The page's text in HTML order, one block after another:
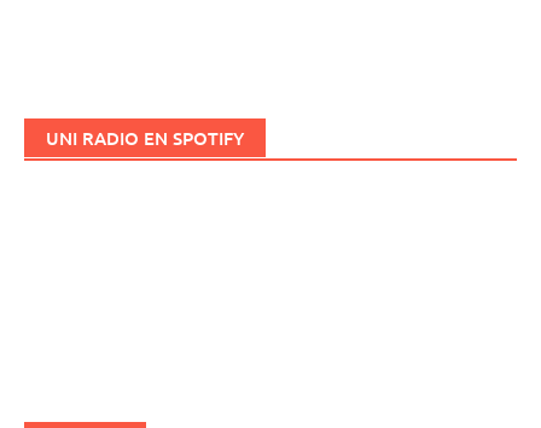
UNI RADIO EN SPOTIFY